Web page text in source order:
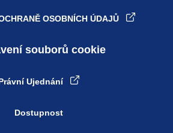
OSOBNÍCH ÚDAJŮ
souborů cookie
Ujednání
Dostupnost